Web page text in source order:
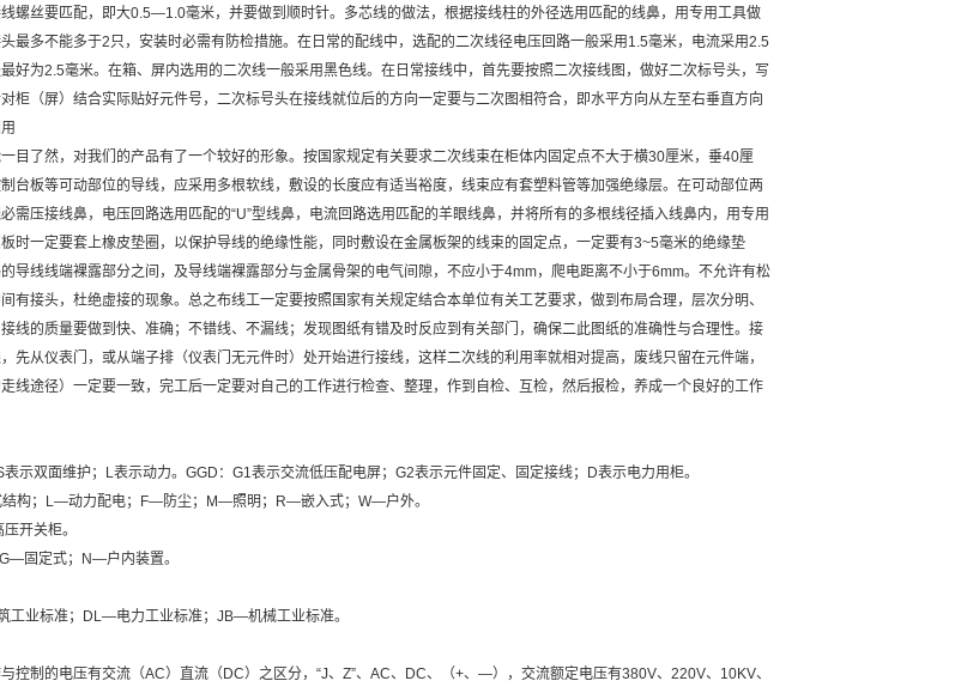
螺丝要匹配，即大0.5—1.0毫米，并要做到顺时针。多芯线的做法，根据接线柱的外径选用匹配的线鼻，用专用工具做
最多不能多于2只，安装时必需有防检措施。在日常的配线中，选配的二次线径电压回路一般采用1.5毫米，电流采用2.5
好为2.5毫米。在箱、屏内选用的二次线一般采用黑色线。在日常接线中，首先要按照二次接线图，做好二次标号头，写
柜（屏）结合实际贴好元件号，二次标号头在接线就位后的方向一定要与二次图相符合，即水平方向从左至右垂直方向
目了然，对我们的产品有了一个较好的形象。按国家规定有关要求二次线束在柜体内固定点不大于横30厘米，垂40厘
台板等可动部位的导线，应采用多根软线，敷设的长度应有适当裕度，线束应有套塑料管等加强绝缘层。在可动部位两
需压接线鼻，电压回路选用匹配的“U”型线鼻，电流回路选用匹配的羊眼线鼻，并将所有的多根线径插入线鼻内，用专用
时一定要套上橡皮垫圈，以保护导线的绝缘性能，同时敷设在金属板架的线束的固定点，一定要有3~5毫米的绝缘垫
导线线端裸露部分之间，及导线端裸露部分与金属骨架的电气间隙，不应小于4mm，爬电距离不小于6mm。不允许有松
有接头，杜绝虚接的现象。总之布线工一定要按照国家有关规定结合本单位有关工艺要求，做到布局合理，层次分明、
线的质量要做到快、准确；不错线、不漏线；发现图纸有错及时反应到有关部门，确保二此图纸的准确性与合理性。接
先从仪表门，或从端子排（仪表门无元件时）处开始进行接线，这样二次线的利用率就相对提高，废线只留在元件端，
线途径）一定要一致，完工后一定要对自己的工作进行检查、整理，作到自检、互检，然后报检，养成一个良好的工作
示双面维护；L表示动力。GGD：G1表示交流低压配电屏；G2表示元件固定、固定接线；D表示电力用柜。
构；L—动力配电；F—防尘；M—照明；R—嵌入式；W—户外。
开关柜。
固定式；N—户内装置。
业标准；DL—电力工业标准；JB—机械工业标准。
控制的电压有交流（AC）直流（DC）之区分，“J、Z”、AC、DC、（+、—），交流额定电压有380V、220V、10KV、